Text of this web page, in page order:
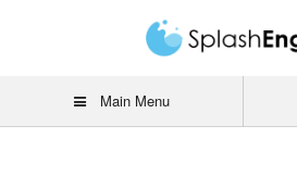
Main Menu